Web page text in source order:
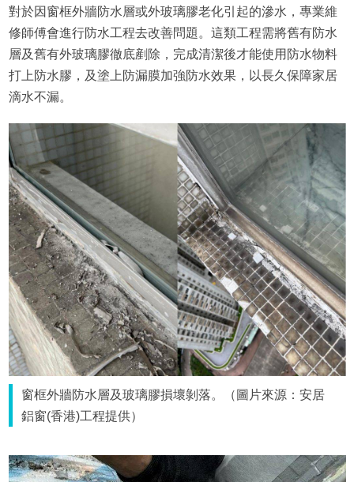
對於因窗框外牆防水層或外玻璃膠老化引起的滲水，專業維
修師傅會進行防水工程去改善問題。這類工程需將舊有防水
層及舊有外玻璃膠徹底剷除，完成清潔後才能使用防水物料
打上防水膠，及塗上防漏膜加強防水效果，以長久保障家居
滴水不漏。
窗框外牆防水層及玻璃膠損壞剝落。（圖片來源：安居
鋁窗(香港)工程提供）